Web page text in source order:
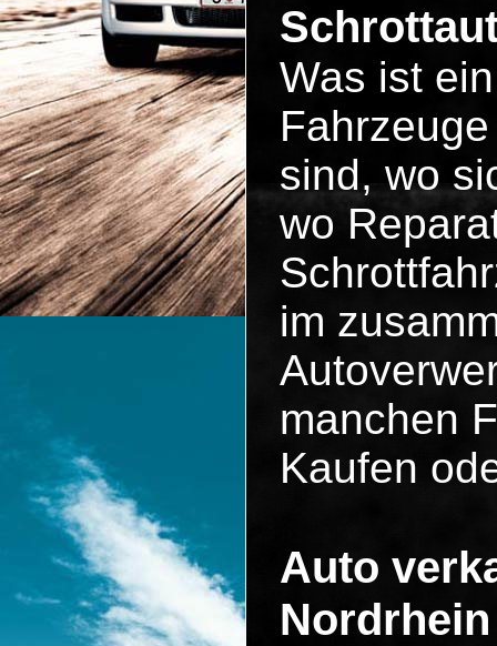
Was ist
sind, wo
wo
im
manchen
Kaufen
Auto